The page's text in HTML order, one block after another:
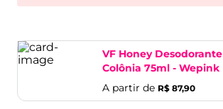
VF Honey Desodorante
Colônia 75ml - Wepink
A partir de R$ 87,90